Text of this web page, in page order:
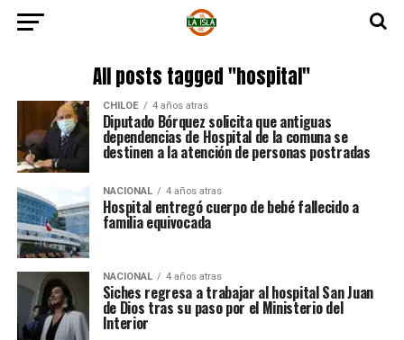
All posts tagged "hospital"
CHILOE 4 años atras
Diputado Bórquez solicita que antiguas
dependencias de Hospital de la comuna se
destinen a la atención de personas postradas
NACIONAL 4 años atras
Hospital entregó cuerpo de bebé fallecido a
familia equivocada
NACIONAL 4 años atras
Siches regresa a trabajar al hospital San Juan
de Dios tras su paso por el Ministerio del
Interior